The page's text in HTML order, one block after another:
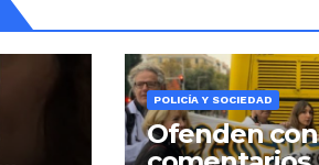
POLICÍA Y SOCIEDAD
Ofenden con